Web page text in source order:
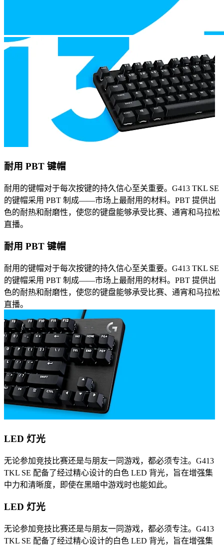
耐用 PBT 键帽
耐用的键帽对于每次按键的持久信心至关重要。G413 TKL SE
的键帽采用 PBT 制成——市场上最耐用的材料。PBT 提供出
色的耐热和耐磨性，使您的键盘能够承受比赛、通宵和马拉松
直播。
耐用 PBT 键帽
耐用的键帽对于每次按键的持久信心至关重要。G413 TKL SE
的键帽采用 PBT 制成——市场上最耐用的材料。PBT 提供出
色的耐热和耐磨性，使您的键盘能够承受比赛、通宵和马拉松
直播。
LED 灯光
无论参加竞技比赛还是与朋友一同游戏，都必须专注。G413
TKL SE 配备了经过精心设计的白色 LED 背光，旨在增强集
中力和清晰度，即使在黑暗中游戏时也能如此。
LED 灯光
无论参加竞技比赛还是与朋友一同游戏，都必须专注。G413
TKL SE 配备了经过精心设计的白色 LED 背光，旨在增强集